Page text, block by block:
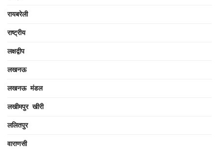
रायबरेली
राष्ट्रीय
लक्षद्वीप
लखनऊ
लखनऊ मंडल
लखीमपुर खीरी
ललितपुर
वाराणसी